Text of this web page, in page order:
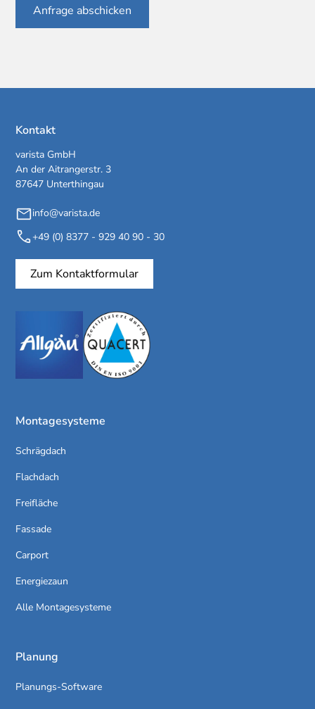
Kontakt
varista GmbH
An der Aitrangerstr. 3
87647 Unterthingau
info@varista.de
+49 (0) 8377 - 929 40 90 - 30
Zum Kontaktformular
Montagesysteme
Schrägdach
Flachdach
Freifläche
Fassade
Carport
Energiezaun
Alle Montagesysteme
Planung
Planungs-Software